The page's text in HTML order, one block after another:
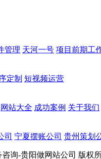
管理 天河一号 项目前期工
定制 短视频运营
网站大全 成功案例 关于我们
司 宁夏摆账公司 贵州策划
咨询-贵阳做网站公司 版权